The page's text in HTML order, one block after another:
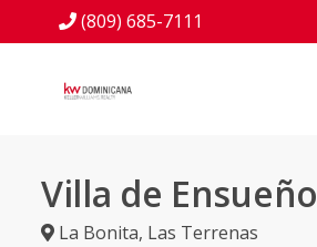
(809) 685-7111
Villa de Ensueño
La Bonita, Las Terrenas